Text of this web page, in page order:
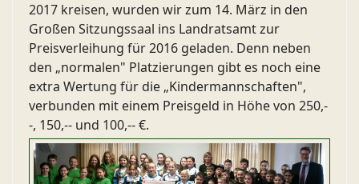
2017 kreisen, wurden wir zum 14. März in den
Großen Sitzungssaal ins Landratsamt zur
Preisverleihung für 2016 geladen. Denn neben
den „normalen" Platzierungen gibt es noch eine
extra Wertung für die „Kindermannschaften",
verbunden mit einem Preisgeld in Höhe von 250,-
-, 150,-- und 100,-- €.